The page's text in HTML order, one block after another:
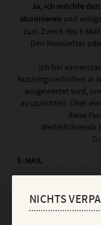
Ja, ich möchte
abonnieren und
zum Zweck des E-
Den Newsletter
Ich bin
Nutzungsverhalten in
ausgewertet wird,
auszurichten. Über
diese
Weiterführende
E-MAIL
NICHTS